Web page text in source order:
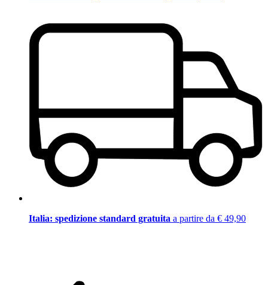
Italia: spedizione standard gratuita a partire da € 49,90